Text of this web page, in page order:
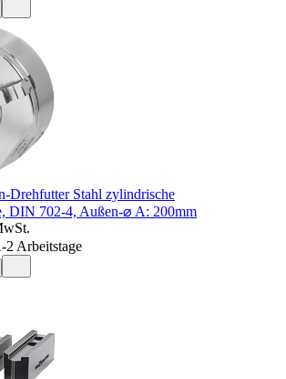
Drehfutter Stahl zylindrische
DIN 702-4, Außen-⌀ A: 200mm
2 Arbeitstage